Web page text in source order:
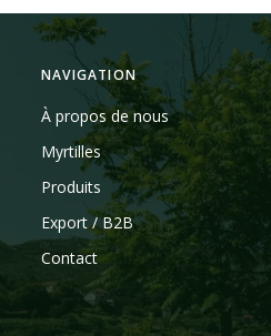
NAVIGATION
À propos de nous
Myrtilles
Produits
Export / B2B
Contact